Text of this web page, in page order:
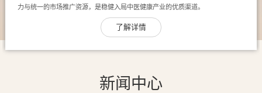
力与统一的市场推广资源，是稳健入局中医健康产业的优质渠道。
了解详情
新闻中心